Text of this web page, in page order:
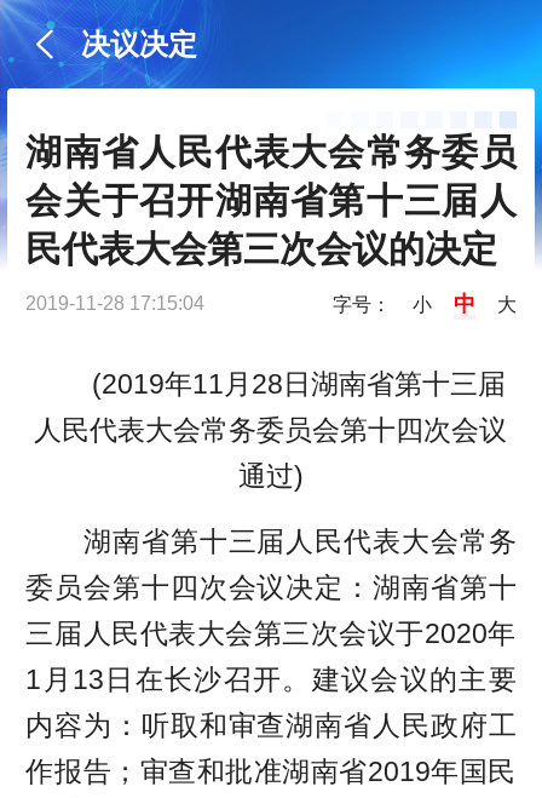
决议决定
湖南省人民代表大会常务委员
会关于召开湖南省第十三届人
民代表大会第三次会议的决定
2019-11-28 17:15:04 字号： 小 中 大
(2019年11月28日湖南省第十三届
人民代表大会常务委员会第十四次会议
通过)
湖南省第十三届人民代表大会常务
委员会第十四次会议决定：湖南省第十
三届人民代表大会第三次会议于2020年
1月13日在长沙召开。建议会议的主要
内容为：听取和审查湖南省人民政府工
作报告；审查和批准湖南省2019年国民